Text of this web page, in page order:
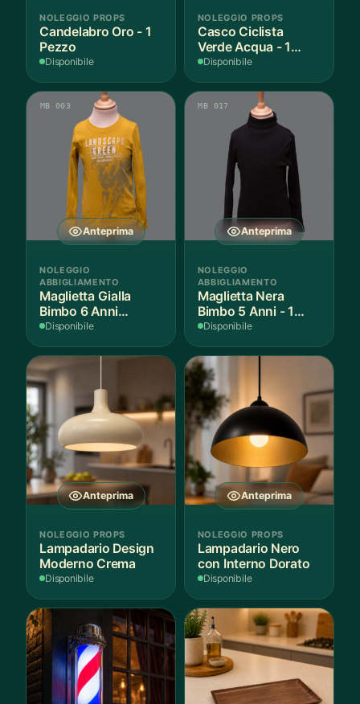
NOLEGGIO PROPS
Candelabro Oro - 1
Pezzo
Disponibile
NOLEGGIO PROPS
Casco Ciclista
Verde Acqua - 1
Pezzo
Disponibile
Anteprima
MB 003
NOLEGGIO
ABBIGLIAMENTO
Maglietta Gialla
Bimbo 6 Anni
Cotone - 1 Pezzo
Disponibile
Anteprima
MB 017
NOLEGGIO
ABBIGLIAMENTO
Maglietta Nera
Bimbo 5 Anni - 1
Pezzo
Disponibile
Anteprima
NOLEGGIO PROPS
Lampadario Design
Moderno Crema
Disponibile
Anteprima
NOLEGGIO PROPS
Lampadario Nero
con Interno Dorato
Disponibile